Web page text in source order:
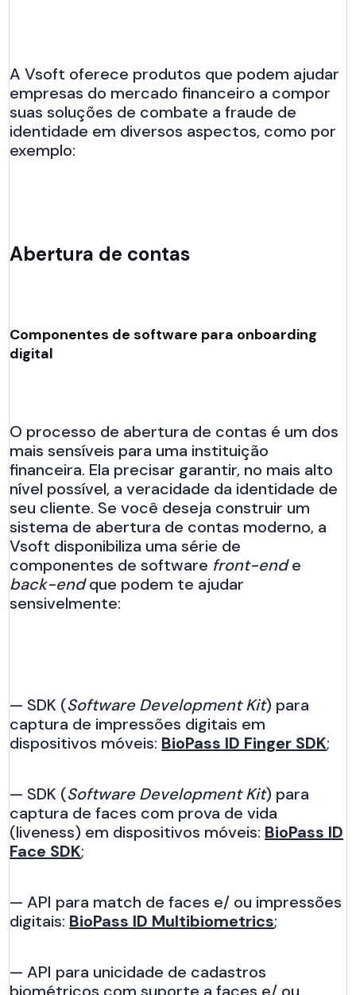
A Vsoft oferece produtos que podem ajudar
empresas do mercado financeiro a compor
suas soluções de combate a fraude de
identidade em diversos aspectos, como por
exemplo:
Abertura de contas
Componentes de software para onboarding
digital
O processo de abertura de contas é um dos
mais sensíveis para uma instituição
financeira. Ela precisar garantir, no mais alto
nível possível, a veracidade da identidade de
seu cliente. Se você deseja construir um
sistema de abertura de contas moderno, a
Vsoft disponibiliza uma série de
componentes de software front-ende
back-endque podem te ajudar
sensivelmente:
— SDK (Software Development Kit) para
captura de impressões digitais em
dispositivos móveis: BioPass ID Finger SDK;
— SDK (Software Development Kit) para
captura de faces com prova de vida
(liveness) em dispositivos móveis: BioPass ID
Face SDK;
— API para match de faces e/ ou impressões
digitais: BioPass ID Multibiometrics;
— API para unicidade de cadastros
biométricos com suporte a faces e/ ou